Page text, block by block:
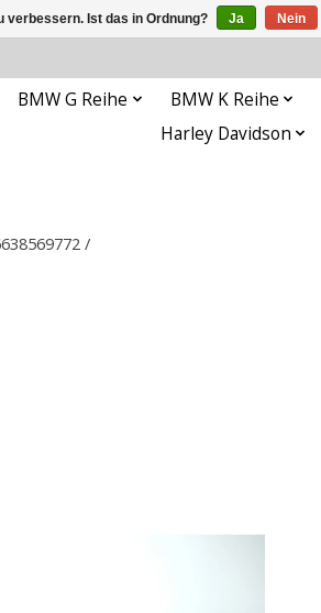
BMW G Reihe BMW K Reihe
Harley Davidson
/
verbessern. Ist das in Ordnung? Ja Nein